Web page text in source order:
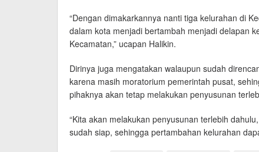
“Dengan dimakarkannya nanti tiga kelurahan di
dalam kota menjadi bertambah menjadi delapan
Kecamatan,” ucapan Halikin.
Dirinya juga mengatakan walaupun sudah
karena masih moratorium pemerintah pusat,
pihaknya akan tetap melakukan penyusunan
“Kita akan melakukan penyusunan terlebih
sudah siap, sehingga pertambahan kelurahan